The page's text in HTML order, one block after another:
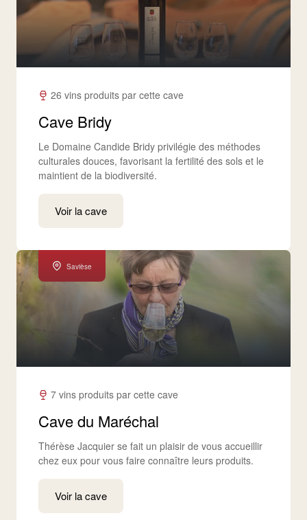
26 vins produits par cette cave
Cave Bridy
Le Domaine Candide Bridy privilégie des méthodes
culturales douces, favorisant la fertilité des sols et le
maintient de la biodiversité.​
Voir la cave
Savièse
7 vins produits par cette cave
Cave du Maréchal
Thérèse Jacquier se fait un plaisir de vous accueillir
chez eux pour vous faire connaître leurs produits.
Voir la cave